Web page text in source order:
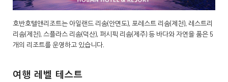
호반호텔앤리조트는 아일랜드 리솜(안면도), 포레스트 리솜(제천), 레스트리
리솜(제천), 스플라스 리솜(덕산), 퍼시픽 리솜(제주) 등 바다와 자연을 품은 5
개의 리조트를 운영하고 있습니다.
여행 레벨 테스트